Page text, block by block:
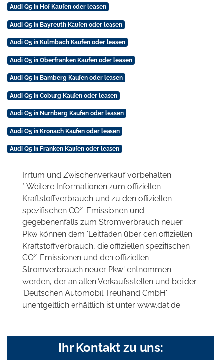
Audi Q5 in Hof Kaufen oder leasen
Audi Q5 in Bayreuth Kaufen oder leasen
Audi Q5 in Kulmbach Kaufen oder leasen
Audi Q5 in Oberfranken Kaufen oder leasen
Audi Q5 in Bamberg Kaufen oder leasen
Audi Q5 in Coburg Kaufen oder leasen
Audi Q5 in Nürnberg Kaufen oder leasen
Audi Q5 in Kronach Kaufen oder leasen
Audi Q5 in Franken Kaufen oder leasen
Irrtum und Zwischenverkauf vorbehalten.
* Weitere Informationen zum offiziellen
Kraftstoffverbrauch und zu den offiziellen
spezifischen CO2-Emissionen und
gegebenenfalls zum Stromverbrauch neuer
Pkw können dem 'Leitfaden über den offiziellen
Kraftstoffverbrauch, die offiziellen spezifischen
CO2-Emissionen und den offiziellen
Stromverbrauch neuer Pkw' entnommen
werden, der an allen Verkaufsstellen und bei der
'Deutschen Automobil Treuhand GmbH'
unentgeltlich erhältlich ist unter www.dat.de.
Ihr Kontakt zu uns: